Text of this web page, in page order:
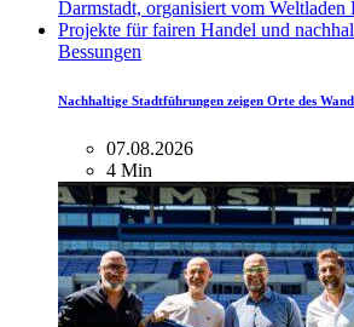
Bessungen
Nachhaltige Stadtführungen zeigen Orte des
07.08.2026
4 Min